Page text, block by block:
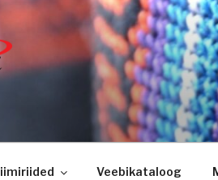
tiimiriided, logo riietele
Veebikataloog